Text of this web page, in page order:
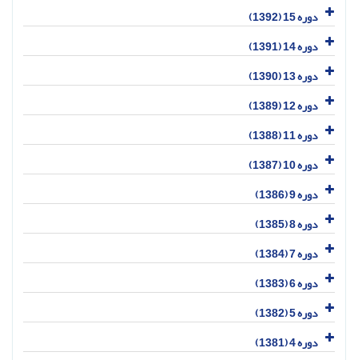
دوره 15 (1392)
دوره 14 (1391)
دوره 13 (1390)
دوره 12 (1389)
دوره 11 (1388)
دوره 10 (1387)
دوره 9 (1386)
دوره 8 (1385)
دوره 7 (1384)
دوره 6 (1383)
دوره 5 (1382)
دوره 4 (1381)